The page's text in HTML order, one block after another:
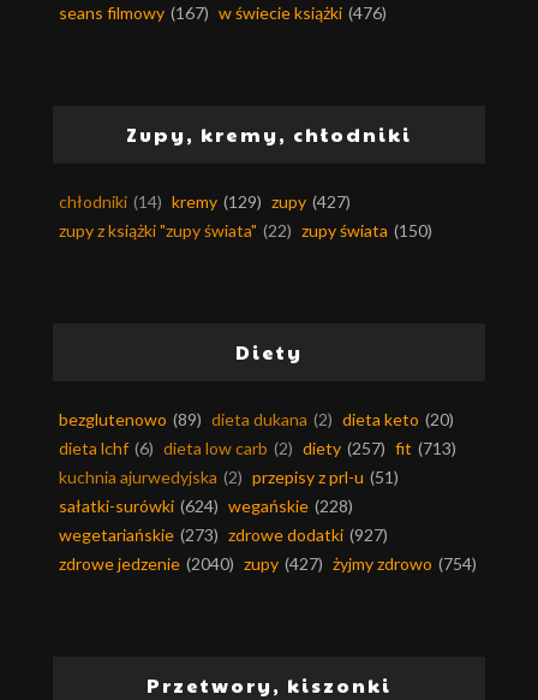
seans filmowy (167) w świecie książki (476)
Zupy, kremy, chłodniki
chłodniki (14) kremy (129) zupy (427)
zupy z książki "zupy świata" (22) zupy świata (150)
Diety
bezglutenowo (89) dieta dukana (2) dieta keto (20)
dieta lchf (6) dieta low carb (2) diety (257) fit (713)
kuchnia ajurwedyjska (2) przepisy z prl-u (51)
sałatki-surówki (624) wegańskie (228)
wegetariańskie (273) zdrowe dodatki (927)
zdrowe jedzenie (2040) zupy (427) żyjmy zdrowo (754)
Przetwory, kiszonki